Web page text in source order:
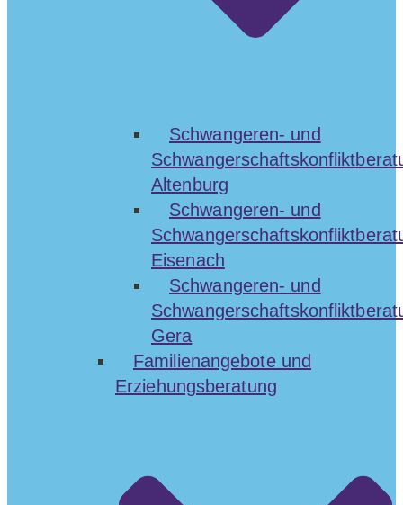
Schwangeren- und
Altenburg
Schwangeren- und
Eisenach
Schwangeren- und
Gera
Familienangebote und
Erziehungsberatung